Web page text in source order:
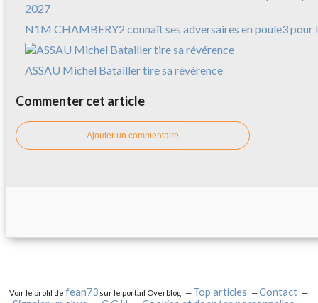
N1M CHAMBERY2 connaît ses adversaires en poule3 pour
ASSAU Michel Batailler tire sa révérence
Commenter cet article
Ajouter un commentaire
Voir le profil defean73 sur le portail Overblog Top articles
Contact